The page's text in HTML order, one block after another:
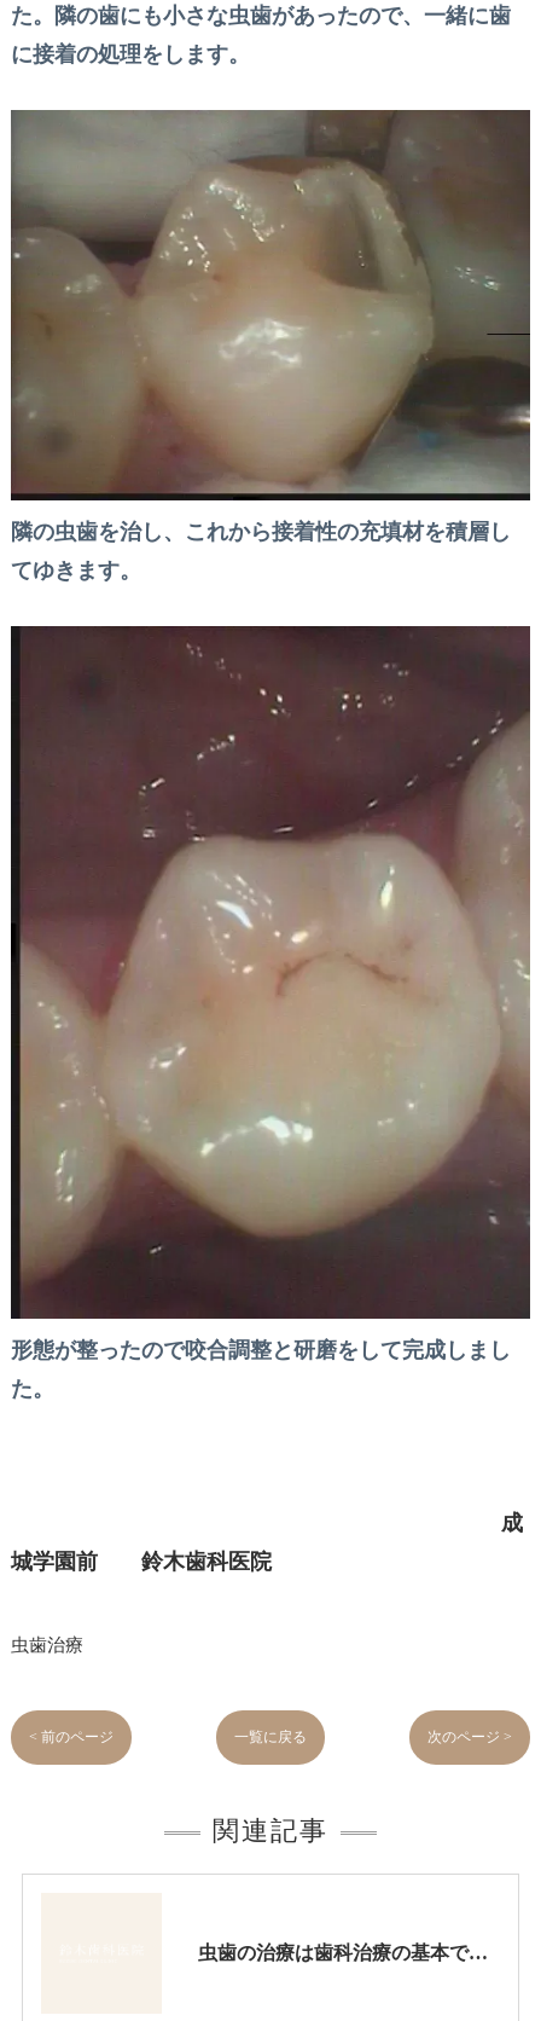
た。隣の歯にも小さな虫歯があったので、一緒に歯
に接着の処理をします。
隣の虫歯を治し、これから接着性の充填材を積層し
てゆきます。
形態が整ったので咬合調整と研磨をして完成しまし
た。
成
城学園前 鈴木歯科医院
虫歯治療
< 前のページ 一覧に戻る 次のページ >
関連記事
虫歯の治療は歯科治療の基本です。ここをしっかり押さえないとつぎつぎに問題を起こします。虫歯治療にはじっくりと時間をかるべきです。